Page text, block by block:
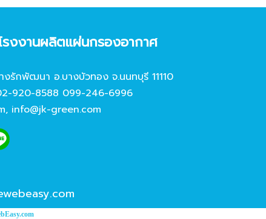
งงานผลิตแผ่นกรองอากาศ
รักพัฒนา อ.บางบัวทอง จ.นนทบุรี 11110
920-8588 099-246-6996
, info@jk-green.com